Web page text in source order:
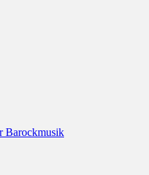
Barockmusik